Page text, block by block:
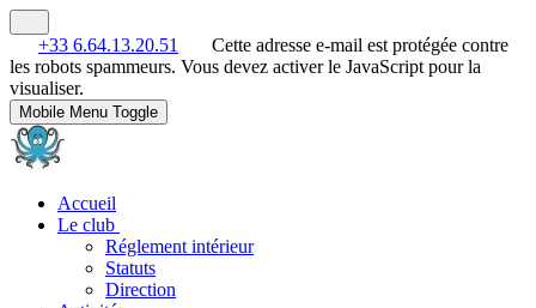
+33 6.64.13.20.51
Cette adresse e-mail est protégée contre
les robots spammeurs. Vous devez activer le JavaScript pour la
visualiser.
Mobile Menu Toggle
Accueil
Le club
Réglement intérieur
Statuts
Direction